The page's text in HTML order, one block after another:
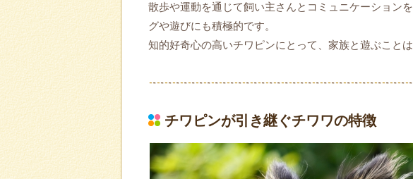
散歩や運動を通じて飼い主さんとコミュニケーション
グや遊びにも積極的です。
知的好奇心の高いチワピンにとって、家族と遊ぶこと
チワピンが引き継ぐチワワの特徴